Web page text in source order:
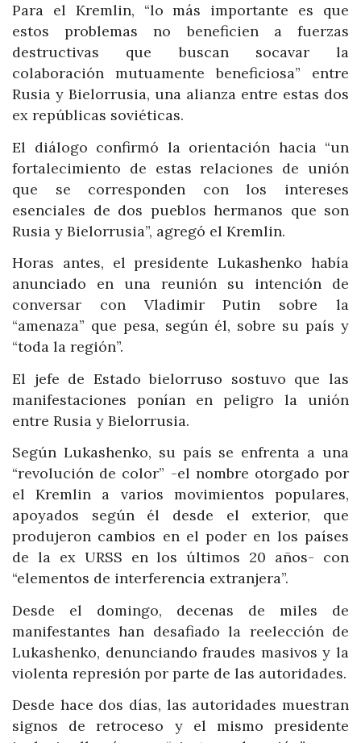
Para el Kremlin, “lo más importante es que
estos problemas no beneficien a fuerzas
destructivas que buscan socavar la
colaboración mutuamente beneficiosa” entre
Rusia y Bielorrusia, una alianza entre estas dos
ex repúblicas soviéticas.
El diálogo confirmó la orientación hacia “un
fortalecimiento de estas relaciones de unión
que se corresponden con los intereses
esenciales de dos pueblos hermanos que son
Rusia y Bielorrusia”, agregó el Kremlin.
Horas antes, el presidente Lukashenko había
anunciado en una reunión su intención de
conversar con Vladimir Putin sobre la
“amenaza” que pesa, según él, sobre su país y
“toda la región”.
El jefe de Estado bielorruso sostuvo que las
manifestaciones ponían en peligro la unión
entre Rusia y Bielorrusia.
Según Lukashenko, su país se enfrenta a una
“revolución de color” -el nombre otorgado por
el Kremlin a varios movimientos populares,
apoyados según él desde el exterior, que
produjeron cambios en el poder en los países
de la ex URSS en los últimos 20 años- con
“elementos de interferencia extranjera”.
Desde el domingo, decenas de miles de
manifestantes han desafiado la reelección de
Lukashenko, denunciando fraudes masivos y la
violenta represión por parte de las autoridades.
Desde hace dos días, las autoridades muestran
signos de retroceso y el mismo presidente